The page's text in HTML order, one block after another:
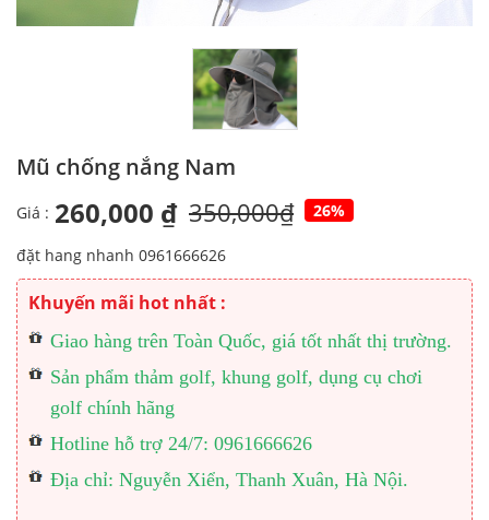
Mũ chống nắng Nam
Giá : 260,000 ₫ 350,000₫ 26%
đặt hang nhanh 0961666626
Khuyến mãi hot nhất :
Giao hàng trên Toàn Quốc, giá tốt nhất thị trường.
Sản phẩm thảm golf, khung golf, dụng cụ chơi
golf chính hãng
Hotline hỗ trợ 24/7: 0961666626
Địa chỉ: Nguyễn Xiển, Thanh Xuân, Hà Nội.